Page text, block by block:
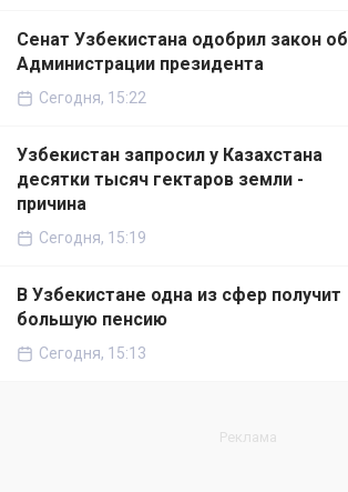
Сенат Узбекистана одобрил закон об
Администрации президента
Сегодня, 15:22
Узбекистан запросил у Казахстана
десятки тысяч гектаров земли -
причина
Сегодня, 15:19
В Узбекистане одна из сфер получит
большую пенсию
Сегодня, 15:13